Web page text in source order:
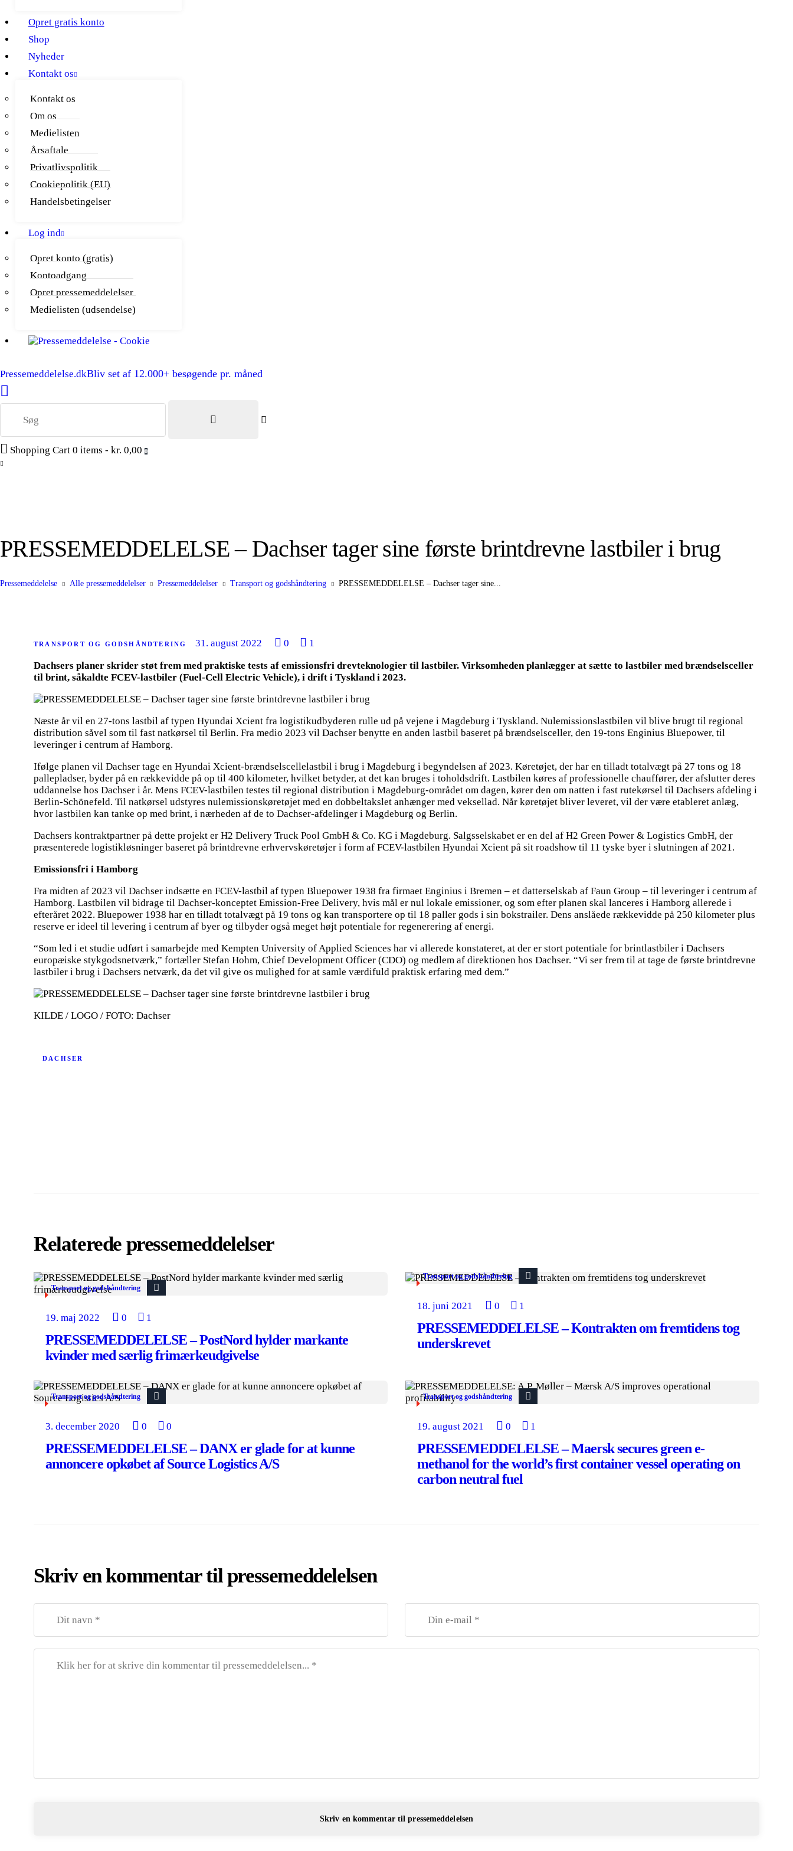
Opret gratis konto
Shop
Nyheder
Kontakt os
Kontakt os
Om os
Medielisten
Årsaftale
Privatlivspolitik
Cookiepolitik (EU)
Handelsbetingelser
Log ind
Opret konto (gratis)
Kontoadgang
Opret pressemeddelelser
Medielisten (udsendelse)
Pressemeddelelse.dkBliv set af 12.000+ besøgende pr. måned
Shopping Cart 0 items - kr. 0,00 0
PRESSEMEDDELELSE – Dachser tager sine første brintdrevne lastbiler i brug
Pressemeddelelse Alle pressemeddelelser Pressemeddelelser Transport og godshåndtering PRESSEMEDDELELSE – Dachser tager sine...
TRANSPORT OG GODSHÅNDTERING 31. august 2022 0
1
Dachsers planer skrider støt frem med praktiske tests af emissionsfri drevteknologier til lastbiler. Virksomheden planlægger at sætte to lastbiler med brændselsceller
til brint, såkaldte FCEV-lastbiler (Fuel-Cell Electric Vehicle), i drift i Tyskland i 2023.
Næste år vil en 27-tons lastbil af typen Hyundai Xcient fra logistikudbyderen rulle ud på vejene i Magdeburg i Tyskland. Nulemissionslastbilen vil blive brugt til regional
distribution såvel som til fast natkørsel til Berlin. Fra medio 2023 vil Dachser benytte en anden lastbil baseret på brændselsceller, den 19-tons Enginius Bluepower, til
leveringer i centrum af Hamborg.
Ifølge planen vil Dachser tage en Hyundai Xcient-brændselscellelastbil i brug i Magdeburg i begyndelsen af 2023. Køretøjet, der har en tilladt totalvægt på 27 tons og 18
pallepladser, byder på en rækkevidde på op til 400 kilometer, hvilket betyder, at det kan bruges i toholdsdrift. Lastbilen køres af professionelle chauffører, der afslutter deres
uddannelse hos Dachser i år. Mens FCEV-lastbilen testes til regional distribution i Magdeburg-området om dagen, kører den om natten i fast rutekørsel til Dachsers afdeling i
Berlin-Schönefeld. Til natkørsel udstyres nulemissionskøretøjet med en dobbeltakslet anhænger med veksellad. Når køretøjet bliver leveret, vil der være etableret anlæg,
hvor lastbilen kan tanke op med brint, i nærheden af de to Dachser-afdelinger i Magdeburg og Berlin.
Dachsers kontraktpartner på dette projekt er H2 Delivery Truck Pool GmbH & Co. KG i Magdeburg. Salgsselskabet er en del af H2 Green Power & Logistics GmbH, der
præsenterede logistikløsninger baseret på brintdrevne erhvervskøretøjer i form af FCEV-lastbilen Hyundai Xcient på sit roadshow til 11 tyske byer i slutningen af 2021.
Emissionsfri i Hamborg
Fra midten af 2023 vil Dachser indsætte en FCEV-lastbil af typen Bluepower 1938 fra firmaet Enginius i Bremen – et datterselskab af Faun Group – til leveringer i centrum af
Hamborg. Lastbilen vil bidrage til Dachser-konceptet Emission-Free Delivery, hvis mål er nul lokale emissioner, og som efter planen skal lanceres i Hamborg allerede i
efteråret 2022. Bluepower 1938 har en tilladt totalvægt på 19 tons og kan transportere op til 18 paller gods i sin bokstrailer. Dens anslåede rækkevidde på 250 kilometer plus
reserve er ideel til levering i centrum af byer og tilbyder også meget højt potentiale for regenerering af energi.
“Som led i et studie udført i samarbejde med Kempten University of Applied Sciences har vi allerede konstateret, at der er stort potentiale for brintlastbiler i Dachsers
europæiske stykgodsnetværk,” fortæller Stefan Hohm, Chief Development Officer (CDO) og medlem af direktionen hos Dachser. “Vi ser frem til at tage de første brintdrevne
lastbiler i brug i Dachsers netværk, da det vil give os mulighed for at samle værdifuld praktisk erfaring med dem.”
KILDE / LOGO / FOTO: Dachser
DACHSER
Relaterede pressemeddelelser
Transport og godshåndtering
19. maj 2022 0 1
PRESSEMEDDELELSE – PostNord hylder markante
kvinder med særlig frimærkeudgivelse
Transport og godshåndtering
18. juni 2021 0 1
PRESSEMEDDELELSE – Kontrakten om fremtidens tog
underskrevet
Transport og godshåndtering
3. december 2020 0 0
PRESSEMEDDELELSE – DANX er glade for at kunne
annoncere opkøbet af Source Logistics A/S
Transport og godshåndtering
19. august 2021 0 1
PRESSEMEDDELELSE – Maersk secures green e-
methanol for the world’s first container vessel operating on
carbon neutral fuel
Skriv en kommentar til pressemeddelelsen